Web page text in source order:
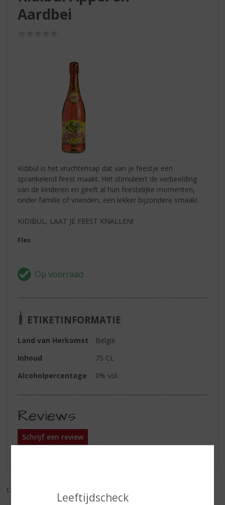
Leeftijdscheck
Aardbei
Kidibul is het vruchtensap dat van je feestje een
sprankelend feest maakt. Het stimuleert de verbeelding
van de kinderen en geeft al hun feestelijke momenten,
onder familie of vrienden, een lekker bijzondere smaak!
KIDIBUL, LAAT JE FEEST KNALLEN!
Fles
ETIKETINFORMATIE
Land van Herkomst
België
Inhoud
75 CL
Alcoholpercentage
0% vol
Reviews
Schrijf een review
EXCL. BTW